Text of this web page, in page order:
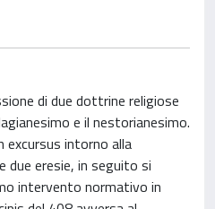
di due dottrine religiose
e il nestorianesimo.
excursus intorno alla
due eresie, in seguito si
intervento normativo in